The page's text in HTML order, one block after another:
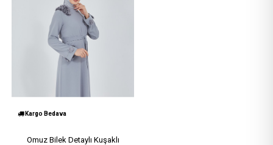
Kargo Bedava
Omuz Bilek Detaylı Kuşaklı